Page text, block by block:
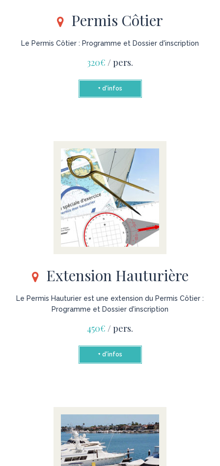
Permis Côtier
Le Permis Côtier : Programme et Dossier d'inscription
320€ / pers.
+ d'infos
Extension Hauturière
Le Permis Hauturier est une extension du Permis Côtier :
Programme et Dossier d'inscription
450€ / pers.
+ d'infos